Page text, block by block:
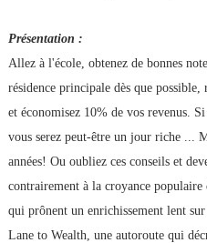
Présentation :
Allez à l'école, obtenez de bonnes
résidence principale dès que possible,
et économisez 10% de vos revenus.
vous serez peut-être un jour riche ...
années! Ou oubliez ces conseils et
contrairement à la croyance
qui prônent un enrichissement lent
Lane to Wealth, une autoroute qui